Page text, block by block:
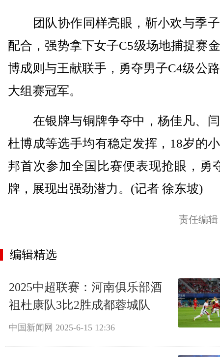
团队协作同样亮眼，靳小欢与季
配合，强势拿下女子C5级场地捕捉赛
博成则与王献联手，勇夺男子C4级公
大组赛冠军。
在银牌与铜牌争夺中，杨佳凡、
杜博成等选手均有稳定发挥，18岁的
邦首次参加全国比赛便表现抢眼，勇
牌，展现出强劲潜力。(记者 徐东坡)
责任编
编辑精选
2025中超联赛：河南俱乐部酒
祖杜康队3比2胜成都蓉城队
中国新闻网 2025-6-15 12:36